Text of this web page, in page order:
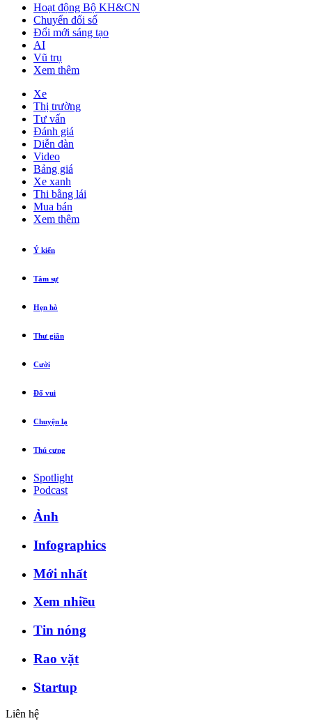
Hoạt động Bộ KH&CN
Chuyển đổi số
Đổi mới sáng tạo
AI
Vũ trụ
Xem thêm
Xe
Thị trường
Tư vấn
Đánh giá
Diễn đàn
Video
Bảng giá
Xe xanh
Thi bằng lái
Mua bán
Xem thêm
Ý kiến
Tâm sự
Hẹn hò
Thư giãn
Cười
Đố vui
Chuyện lạ
Thú cưng
Spotlight
Podcast
Ảnh
Infographics
Mới nhất
Xem nhiều
Tin nóng
Rao vặt
Startup
Liên hệ